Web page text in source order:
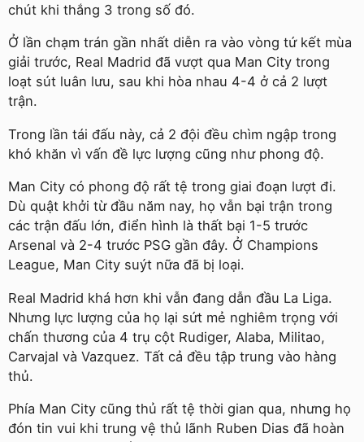
chút khi thắng 3 trong số đó.
Ở lần chạm trán gần nhất diễn ra vào vòng tứ kết mùa
giải trước, Real Madrid đã vượt qua Man City trong
loạt sút luân lưu, sau khi hòa nhau 4-4 ở cả 2 lượt
trận.
Trong lần tái đấu này, cả 2 đội đều chìm ngập trong
khó khăn vì vấn đề lực lượng cũng như phong độ.
Man City có phong độ rất tệ trong giai đoạn lượt đi.
Dù quật khởi từ đầu năm nay, họ vẫn bại trận trong
các trận đấu lớn, điển hình là thất bại 1-5 trước
Arsenal và 2-4 trước PSG gần đây. Ở Champions
League, Man City suýt nữa đã bị loại.
Real Madrid khá hơn khi vẫn đang dẫn đầu La Liga.
Nhưng lực lượng của họ lại sứt mẻ nghiêm trọng với
chấn thương của 4 trụ cột Rudiger, Alaba, Militao,
Carvajal và Vazquez. Tất cả đều tập trung vào hàng
thủ.
Phía Man City cũng thủ rất tệ thời gian qua, nhưng họ
đón tin vui khi trung vệ thủ lãnh Ruben Dias đã hoàn